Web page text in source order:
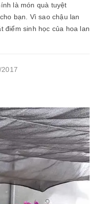
là món quà tuyệt
bạn. Vì sao chậu lan
điểm sinh học của hoa lan